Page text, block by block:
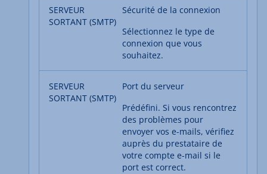
Sécurité de la connexion
Sélectionnez le type de
connexion que vous
souhaitez.
Port du serveur
Prédéfini. Si vous rencontrez
des problèmes pour
envoyer vos e-mails, vérifiez
auprès du prestataire de
votre compte e-mail si le
port est correct.